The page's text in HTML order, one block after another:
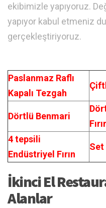
ekibimizle yapıyoruz.
yapıyor kabul etmeniz
gerçekleştiriyoruz.
Paslanmaz Raflı
Kapalı Tezgah
Dörtlü Benmari
4 tepsili
Endüstriyel Fırın
Set
İkinci El
Alanlar